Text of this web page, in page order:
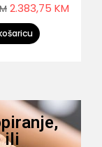
2.383,75 KM
ili